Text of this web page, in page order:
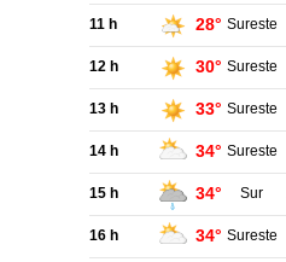
11 h 28° Sureste
12 h 30° Sureste
13 h 33° Sureste
14 h 34° Sureste
15 h 34° Sur
16 h 34° Sureste